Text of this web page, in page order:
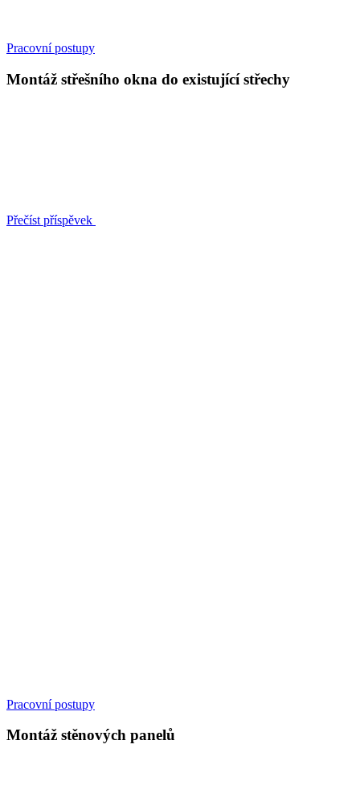
Pracovní postupy
Montáž střešního okna do existující střechy
Přečíst příspěvek
Pracovní postupy
Montáž stěnových panelů